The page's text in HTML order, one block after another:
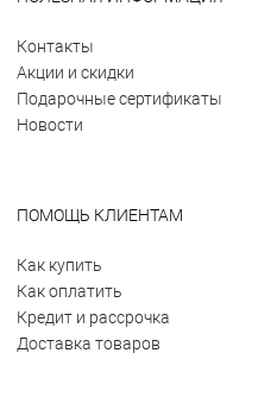
Контакты
Акции и скидки
Подарочные сертификаты
Новости
ПОМОЩЬ КЛИЕНТАМ
Как купить
Как оплатить
Кредит и рассрочка
Доставка товаров